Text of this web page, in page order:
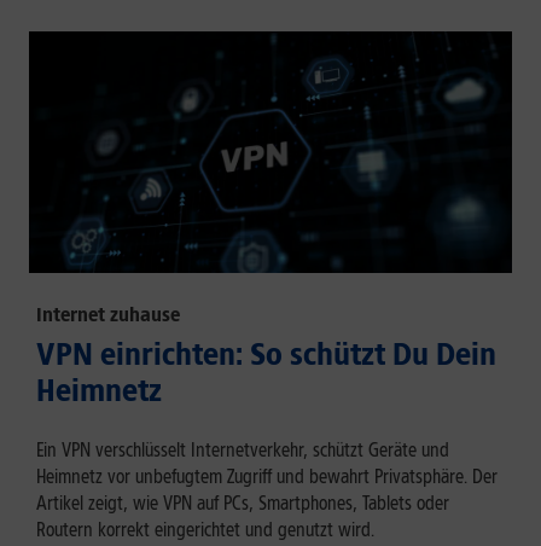
Internet zuhause
VPN einrichten: So schützt Du Dein
Heimnetz
Ein VPN verschlüsselt Internetverkehr, schützt Geräte und
Heimnetz vor unbefugtem Zugriff und bewahrt Privatsphäre. Der
Artikel zeigt, wie VPN auf PCs, Smartphones, Tablets oder
Routern korrekt eingerichtet und genutzt wird.